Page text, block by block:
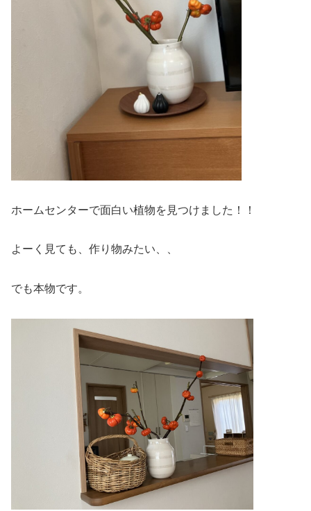
ホームセンターで面白い植物を見つけました！！
よーく見ても、作り物みたい、、
でも本物です。